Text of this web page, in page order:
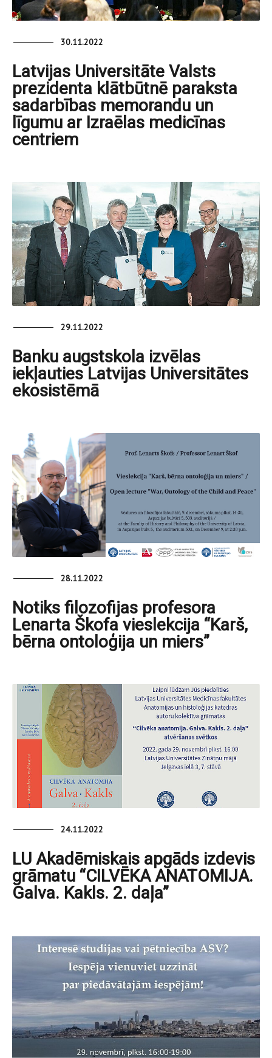
30.11.2022
Latvijas Universitāte Valsts
prezidenta klātbūtnē paraksta
sadarbības memorandu un
līgumu ar Izraēlas medicīnas
centriem
29.11.2022
Banku augstskola izvēlas
iekļauties Latvijas Universitātes
ekosistēmā
28.11.2022
Notiks filozofijas profesora
Lenarta Škofa vieslekcija “Karš,
bērna ontoloģija un miers”
24.11.2022
LU Akadēmiskais apgāds izdevis
grāmatu “CILVĒKA ANATOMIJA.
Galva. Kakls. 2. daļa”